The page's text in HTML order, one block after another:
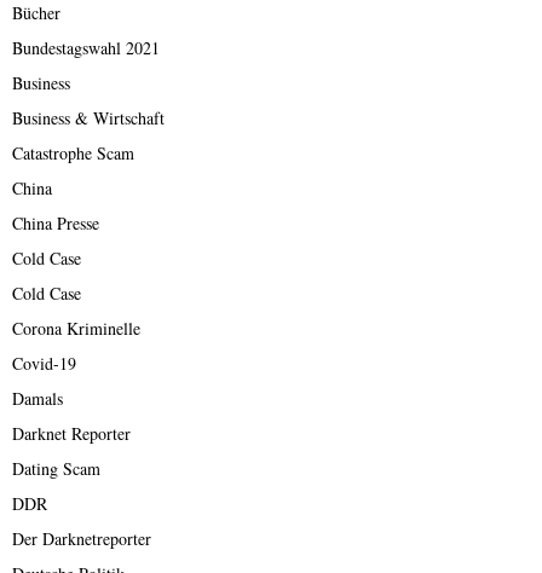
Bücher
Bundestagswahl 2021
Business
Business & Wirtschaft
Catastrophe Scam
China
China Presse
Cold Case
Cold Case
Corona Kriminelle
Covid-19
Damals
Darknet Reporter
Dating Scam
DDR
Der Darknetreporter